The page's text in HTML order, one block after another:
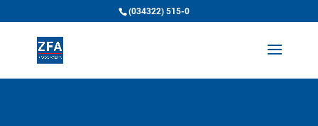
(034322) 515-0